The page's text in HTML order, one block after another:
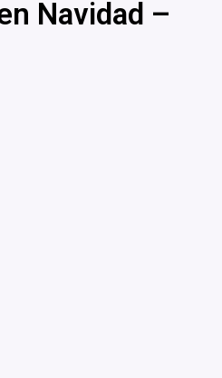
Navidad –